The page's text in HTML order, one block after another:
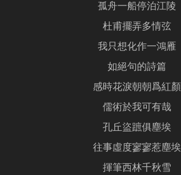
孤舟一船停泊江陵
杜甫擺弄多情弦
我只想化作一鴻雁
如絕句的詩篇
感時花淚朝朝爲紅顏
儒術於我可有哉
孔丘盜蹠俱塵埃
往事虛度寥寥惹塵埃
揮筆西林千秋雪